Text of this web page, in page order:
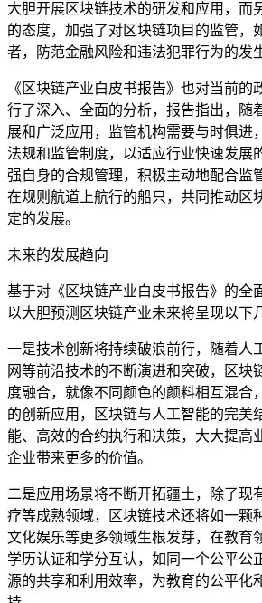
大胆开展区块链技术的研发和应用，而
的态度，加强了对区块链项目的监管，
者，防范金融风险和违法犯罪行为的发
《区块链产业白皮书报告》也对当前的
行了深入、全面的分析，报告指出，随
展和广泛应用，监管机构需要与时俱进
法规和监管制度，以适应行业快速发展
强自身的合规管理，积极主动地配合监
在规则航道上航行的船只，共同推动区
定的发展。
未来的发展趋向
基于对《区块链产业白皮书报告》的全
以大胆预测区块链产业未来将呈现以下
一是技术创新将持续破浪前行，随着人
网等前沿技术的不断演进和突破，区块
度融合，就像不同颜色的颜料相互混合
的创新应用，区块链与人工智能的完美
能、高效的合约执行和决策，大大提高
企业带来更多的价值。
二是应用场景将不断开拓疆土，除了现
疗等成熟领域，区块链技术还将如一颗
文化娱乐等更多领域生根发芽，在教育
学历认证和学分互认，如同一个公平公
源的共享和利用效率，为教育的公平化